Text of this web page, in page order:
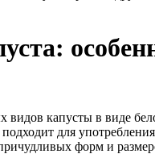
капусты в виде
для
форм и